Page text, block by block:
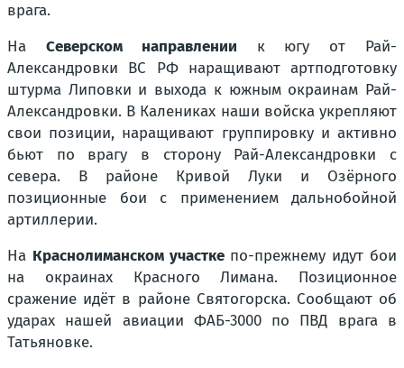
врага.
На Северском направлении к югу от Рай-
Александровки ВС РФ наращивают артподготовку
штурма Липовки и выхода к южным окраинам Рай-
Александровки. В Калениках наши войска укрепляют
свои позиции, наращивают группировку и активно
бьют по врагу в сторону Рай-Александровки с
севера. В районе Кривой Луки и Озёрного
позиционные бои с применением дальнобойной
артиллерии.
На Краснолиманском участкепо-прежнему идут бои
на окраинах Красного Лимана. Позиционное
сражение идёт в районе Святогорска. Сообщают об
ударах нашей авиации ФАБ-3000 по ПВД врага в
Татьяновке.